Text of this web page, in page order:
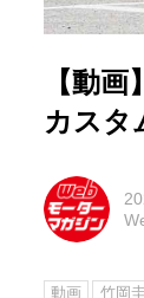
【動
カスタ
動画 竹岡圭